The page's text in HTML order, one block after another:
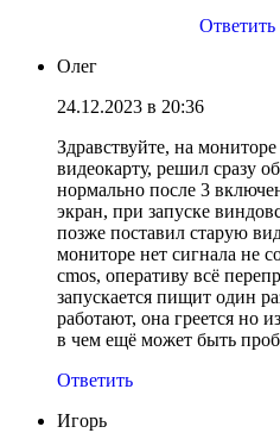
Ответить
Олег
24.12.2023 в 20:36
Здравствуйте, на
видеокарту, решил сразу
нормально после 3
экран, при запуске
позже поставил старую
мониторе нет сигнала не
cmos, оперативу всё
запускается пищит один
работают, она греется но
в чем ещё может быть
Ответить
Игорь